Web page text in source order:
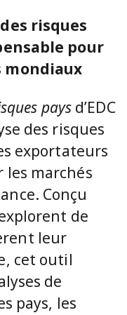
risques
pour
mondiaux
pays d’EDC
des risques
exportateurs
les marchés
Conçu
de
leur
cet outil
de
pays, les